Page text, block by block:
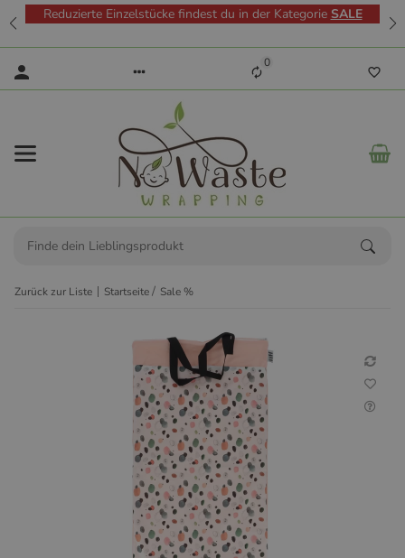
Reduzierte Einzelstücke findest du in der Kategorie SALE
0
Zurück zur Liste Startseite Sale %